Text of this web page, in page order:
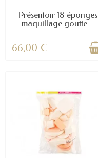
Présentoir 18 éponges
maquillage goutte...
66,00 €